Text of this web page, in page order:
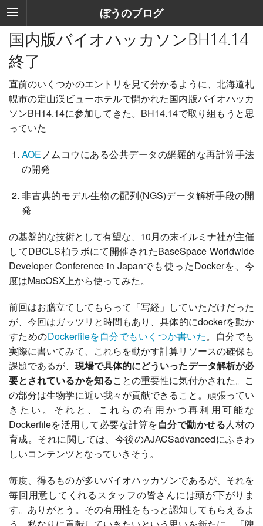
ぼうのブログ
国内版バイオハッカソンBH14.14
終了
直前のいくつかのエントリを見て分かるように、北海道札
幌市の定山渓ビューホテルで開かれた国内版バイオハッカ
ソンBH14.14に参加してきた。BH14.14で取り組もうと思
っていた
AOE ノムコウにある公共データの網羅的な再計算手法
の開発
非古典的モデル生物の配列(NGS)データ解析手段の開
発
の基盤的な技術として有望な、10月の末イルミナ社が主催
してDBCLS柏ラボにて開催されたBaseSpace Worldwide
Developer Conference in Japanでも使ったDockerを、今
度はMacOSX上から使ってみた。
前回はお膳立てしてもらって「写経」していただけだった
が、今回はガッツリと時間もあり、具体的にdockerを動か
すためのDockerfileを自分でもいくつか書いた。自分でも
実際に書いてみて、これらを動かす計算リソースの確保も
課題であるが、 現場で具体的にどういったデータ解析が必
要とされているかを知ることの重要性に気付かされた。こ
の部分は生物学に近い我々が貢献できること。頑張ってい
きたい。それと、これらの有用かつ再利用可能な
Dockerfileを活用して必要な計算を自分で動かせる人材の
育成。それに関しては、今後のAJACSadvancedにふさわ
しいコンテンツとなっていきそう。
毎度、得るものが多いバイオハッカソンであるが、それを
毎回用意してくれるスタッフの皆さんには頭が下がりま
す。ありがとう。その有用性をもっと認知してもらえるよ